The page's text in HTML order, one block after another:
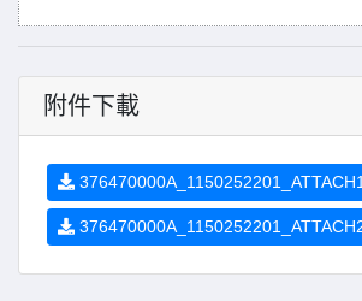
附件下載